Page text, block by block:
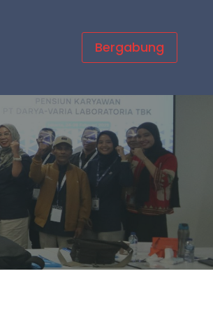
Bergabung